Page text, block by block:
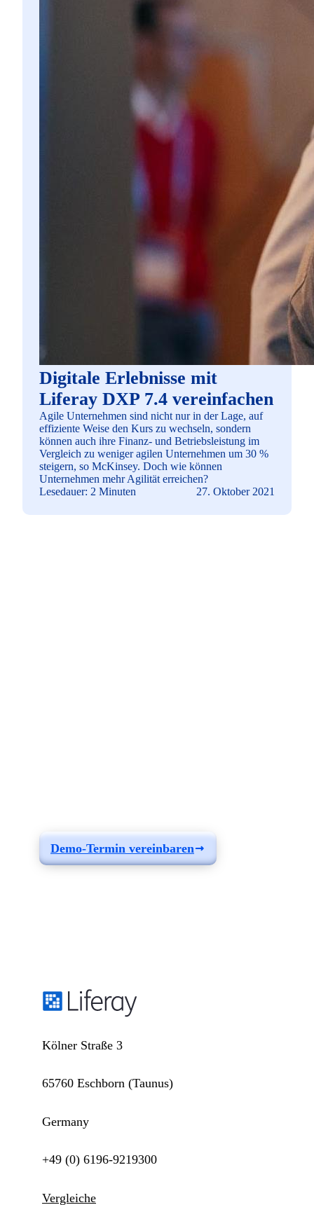
Digitale Erlebnisse mit
Liferay DXP 7.4 vereinfachen
Agile Unternehmen sind nicht nur in der Lage, auf
effiziente Weise den Kurs zu wechseln, sondern
können auch ihre Finanz- und Betriebsleistung im
Vergleich zu weniger agilen Unternehmen um 30 %
steigern, so McKinsey. Doch wie können
Unternehmen mehr Agilität erreichen?
Lesedauer: 2 Minuten
27. Oktober 2021
Demo-Termin vereinbaren
Kölner Straße 3
65760 Eschborn (Taunus)
Germany
+49 (0) 6196-9219300
Vergleiche